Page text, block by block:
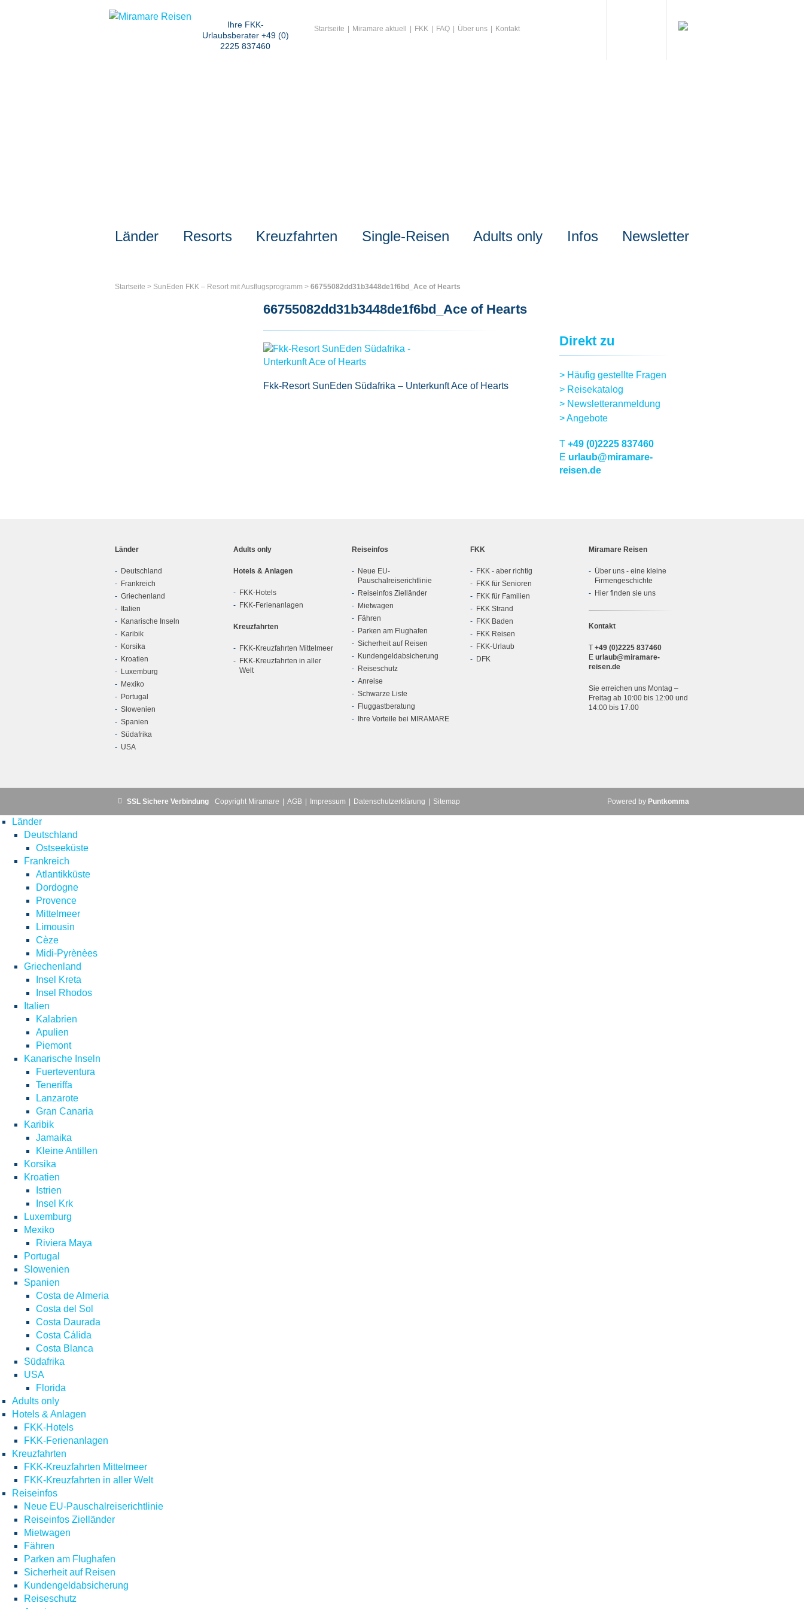
Ihre FKK-
Urlaubsberater +49 (0)
2225 837460
Startseite Miramare aktuell FKK FAQ Über uns Kontakt
Länder Resorts Kreuzfahrten Single-Reisen Adults only Infos Newsletter
Startseite > SunEden FKK – Resort mit Ausflugsprogramm > 66755082dd31b3448de1f6bd_Ace of Hearts
66755082dd31b3448de1f6bd_Ace of Hearts
Fkk-Resort SunEden Südafrika – Unterkunft Ace of Hearts
Direkt zu
>Häufig gestellte Fragen
>Reisekatalog
>Newsletteranmeldung
>Angebote
T +49 (0)2225 837460
E urlaub@miramare-
reisen.de
Länder
Deutschland
Frankreich
Griechenland
Italien
Kanarische Inseln
Karibik
Korsika
Kroatien
Luxemburg
Mexiko
Portugal
Slowenien
Spanien
Südafrika
USA
Adults only
Hotels & Anlagen
FKK-Hotels
FKK-Ferienanlagen
Kreuzfahrten
FKK-Kreuzfahrten Mittelmeer
FKK-Kreuzfahrten in aller
Welt
Reiseinfos
Neue EU-
Pauschalreiserichtlinie
Reiseinfos Zielländer
Mietwagen
Fähren
Parken am Flughafen
Sicherheit auf Reisen
Kundengeldabsicherung
Reiseschutz
Anreise
Schwarze Liste
Fluggastberatung
Ihre Vorteile bei MIRAMARE
FKK
FKK - aber richtig
FKK für Senioren
FKK für Familien
FKK Strand
FKK Baden
FKK Reisen
FKK-Urlaub
DFK
Miramare Reisen
Über uns - eine kleine
Firmengeschichte
Hier finden sie uns
Kontakt
T +49 (0)2225 837460
E urlaub@miramare-
reisen.de
Sie erreichen uns Montag –
Freitag ab 10:00 bis 12:00 und
14:00 bis 17.00
SSL Sichere Verbindung Copyright Miramare AGB Impressum Datenschutzerklärung Sitemap Powered by Puntkomma
Länder
Deutschland
Ostseeküste
Frankreich
Atlantikküste
Dordogne
Provence
Mittelmeer
Limousin
Cèze
Midi-Pyrènèes
Griechenland
Insel Kreta
Insel Rhodos
Italien
Kalabrien
Apulien
Piemont
Kanarische Inseln
Fuerteventura
Teneriffa
Lanzarote
Gran Canaria
Karibik
Jamaika
Kleine Antillen
Korsika
Kroatien
Istrien
Insel Krk
Luxemburg
Mexiko
Riviera Maya
Portugal
Slowenien
Spanien
Costa de Almeria
Costa del Sol
Costa Daurada
Costa Cálida
Costa Blanca
Südafrika
USA
Florida
Adults only
Hotels & Anlagen
FKK-Hotels
FKK-Ferienanlagen
Kreuzfahrten
FKK-Kreuzfahrten Mittelmeer
FKK-Kreuzfahrten in aller Welt
Reiseinfos
Neue EU-Pauschalreiserichtlinie
Reiseinfos Zielländer
Mietwagen
Fähren
Parken am Flughafen
Sicherheit auf Reisen
Kundengeldabsicherung
Reiseschutz